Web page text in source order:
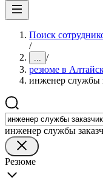
Поиск
/
... /
резюме в
инженер службы
инженер службы
Резюме